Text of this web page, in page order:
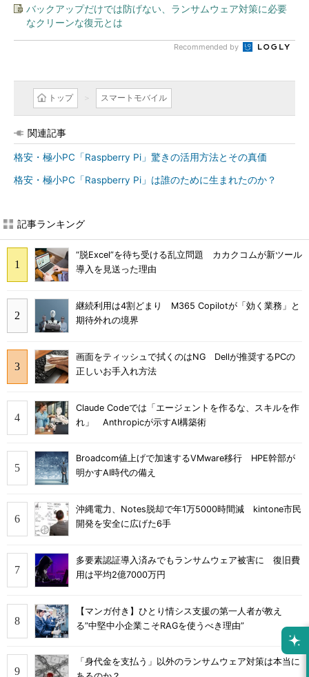
バックアップだけでは防げない、ランサムウェア対策に必要
なクリーンな復元とは
Recommended by
トップ スマートモバイル
関連記事
格安・極小PC「Raspberry Pi」驚きの活用方法とその真価
格安・極小PC「Raspberry Pi」は誰のために生まれたのか？
記事ランキング
“脱Excel”を待ち受ける乱立問題 カカクコムが新ツール
導入を見送った理由
継続利用は4割どまり M365 Copilotが「効く業務」と
期待外れの境界
画面をティッシュで拭くのはNG Dellが推奨するPCの
正しいお手入れ方法
Claude Codeでは「エージェントを作るな、スキルを作
れ」 Anthropicが示すAI構築術
Broadcom値上げで加速するVMware移行 HPE幹部が
明かすAI時代の備え
沖縄電力、Notes脱却で年1万5000時間減 kintone市民
開発を安全に広げた6手
多要素認証導入済みでもランサムウェア被害に 復旧費
用は平均2億7000万円
【マンガ付き】ひとり情シス支援の第一人者が教え
る”中堅中小企業こそRAGを使うべき理由”
「身代金を支払う」以外のランサムウェア対策は本当に